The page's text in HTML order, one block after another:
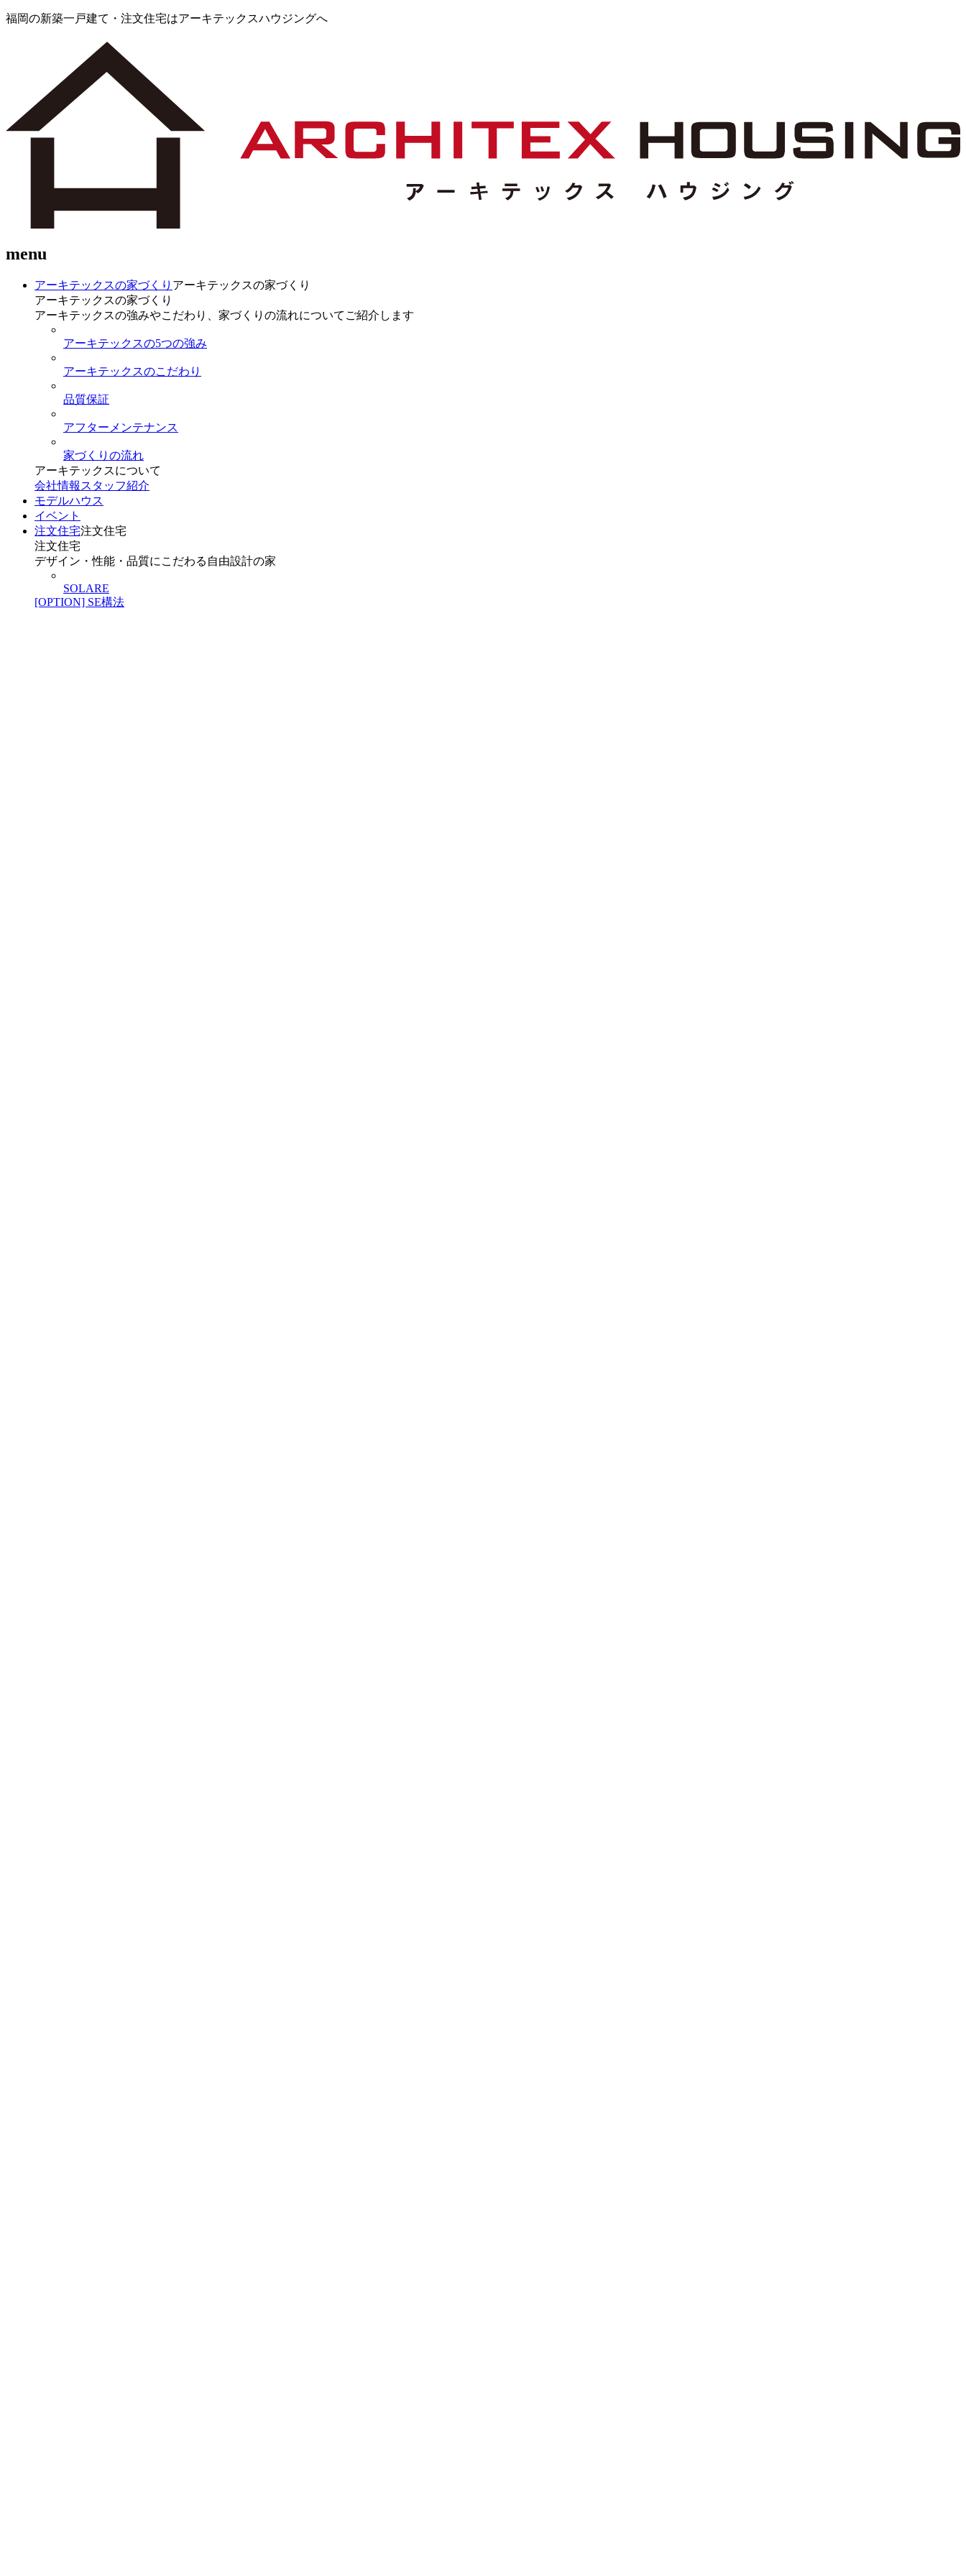
福岡の新築一戸建て・注文住宅はアーキテックスハウジングへ
menu
アーキテックスの家づくり アーキテックスの家づくり
アーキテックスの家づくり
アーキテックスの強みやこだわり、家づくりの流れについてご紹介します
アーキテックスの5つの強み
アーキテックスのこだわり
品質保証
アフターメンテナンス
家づくりの流れ
アーキテックスについて
会社情報 スタッフ紹介
モデルハウス
イベント
注文住宅注文住宅
注文住宅
デザイン・性能・品質にこだわる自由設計の家
SOLARE
[OPTION] SE構法